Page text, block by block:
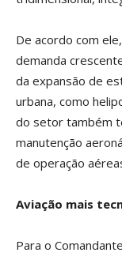
De acordo com
demanda
da expansão de
urbana, como
do setor também
manutenção
de operação
Aviação mais
Para o